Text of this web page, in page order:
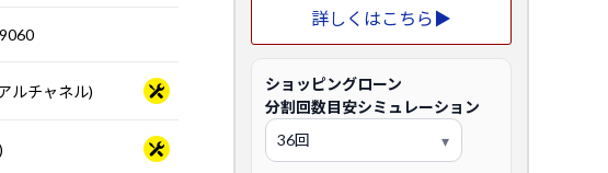
ルチャネル)
詳しくはこちら▶
ショッピングローン
分割回数目安シミュレーション